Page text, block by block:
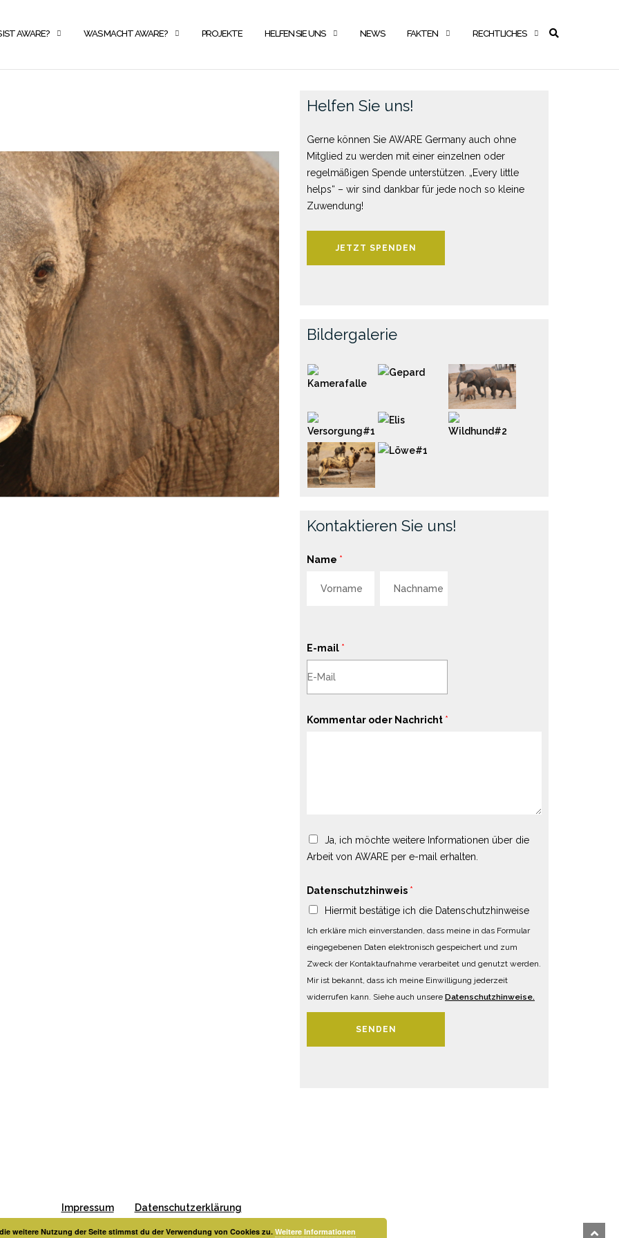
IST AWARE? WAS MACHT AWARE? PROJEKTE HELFEN SIE UNS NEWS FAKTEN RECHTLICHES
Helfen Sie uns!
Gerne können Sie AWARE Germany auch ohne
Mitglied zu werden mit einer einzelnen oder
regelmäßigen Spende unterstützen. „Every little
helps“ – wir sind dankbar für jede noch so kleine
Zuwendung!
JETZT SPENDEN
Bildergalerie
Kontaktieren Sie uns!
Name *
E-mail *
Kommentar oder Nachricht *
Ja, ich möchte weitere Informationen über die
Arbeit von AWARE per e-mail erhalten.
Datenschutzhinweis *
Hiermit bestätige ich die Datenschutzhinweise
Ich erkläre mich einverstanden, dass meine in das Formular
eingegebenen Daten elektronisch gespeichert und zum
Zweck der Kontaktaufnahme verarbeitet und genutzt werden.
Mir ist bekannt, dass ich meine Einwilligung jederzeit
widerrufen kann. Siehe auch unsere Datenschutzhinweise.
SENDEN
Impressum Datenschutzerklärung
weitere Nutzung der Seite stimmst du der Verwendung von Cookies zu. Weitere Informationen